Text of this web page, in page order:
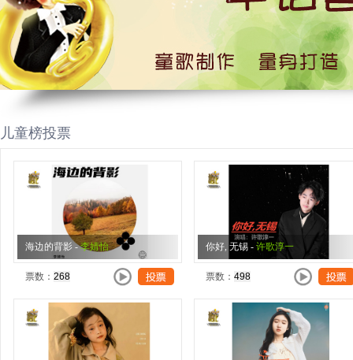
儿童榜投票
海边的背影 -李婧怡
票数：
你好, 无锡 - 许歌淳一
票数：